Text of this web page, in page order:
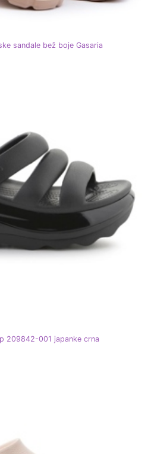
sandale bež boje Gasaria
209842-001 japanke crna